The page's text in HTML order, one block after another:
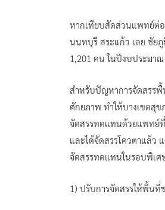
หากเทียบสัดส่วนแพทย์ต่
นนทบุรี สระแก้ว เลย ชัย
1,201 คน ในปีงบประมาณ
สำหรับปัญหาการจัดสรร
ศักยภาพ ทำให้บางเขตสุ
จัดสรรทดแทนด้วยแพทย์
และได้จัดสรรโควตาแล้ว
จัดสรรทดแทนในรอบพิเ
1) ปรับการจัดสรรให้พื้น